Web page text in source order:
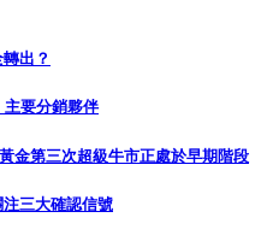
出？
主要分銷夥伴
金第三次超級牛市正處於早期階段
三大確認信號